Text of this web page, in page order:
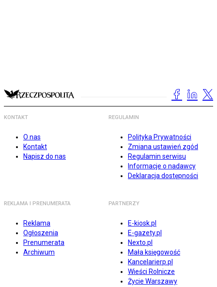
KONTAKT
O nas
Kontakt
Napisz do nas
REGULAMIN
Polityka Prywatności
Zmiana ustawień zgód
Regulamin serwisu
Informacje o nadawcy
Deklaracja dostępności
REKLAMA I PRENUMERATA
Reklama
Ogłoszenia
Prenumerata
Archiwum
PARTNERZY
E-kiosk.pl
E-gazety.pl
Nexto.pl
Mała księgowość
Kancelarierp.pl
Wieści Rolnicze
Życie Warszawy